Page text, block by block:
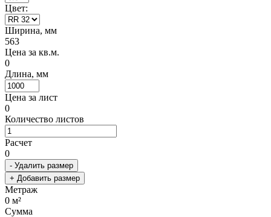
Цвет:
Ширина, мм
563
Цена за кв.м.
0
Длина, мм
Цена за лист
0
Количество листов
Расчет
0
- Удалить размер
+ Добавить размер
Метраж
0 м²
Сумма